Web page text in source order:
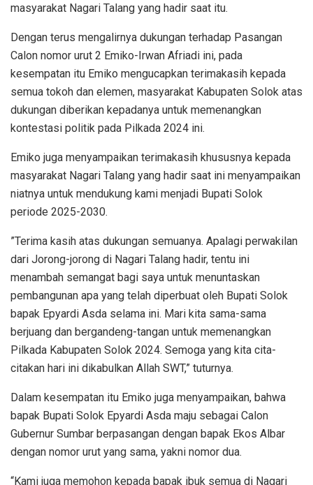
masyarakat Nagari Talang yang hadir saat itu.
Dengan terus mengalirnya dukungan terhadap Pasangan
Calon nomor urut 2 Emiko-Irwan Afriadi ini, pada
kesempatan itu Emiko mengucapkan terimakasih kepada
semua tokoh dan elemen, masyarakat Kabupaten Solok atas
dukungan diberikan kepadanya untuk memenangkan
kontestasi politik pada Pilkada 2024 ini.
Emiko juga menyampaikan terimakasih khususnya kepada
masyarakat Nagari Talang yang hadir saat ini menyampaikan
niatnya untuk mendukung kami menjadi Bupati Solok
periode 2025-2030.
”Terima kasih atas dukungan semuanya. Apalagi perwakilan
dari Jorong-jorong di Nagari Talang hadir, tentu ini
menambah semangat bagi saya untuk menuntaskan
pembangunan apa yang telah diperbuat oleh Bupati Solok
bapak Epyardi Asda selama ini. Mari kita sama-sama
berjuang dan bergandeng-tangan untuk memenangkan
Pilkada Kabupaten Solok 2024. Semoga yang kita cita-
citakan hari ini dikabulkan Allah SWT,” tuturnya.
Dalam kesempatan itu Emiko juga menyampaikan, bahwa
bapak Bupati Solok Epyardi Asda maju sebagai Calon
Gubernur Sumbar berpasangan dengan bapak Ekos Albar
dengan nomor urut yang sama, yakni nomor dua.
“Kami juga memohon kepada bapak ibuk semua di Nagari